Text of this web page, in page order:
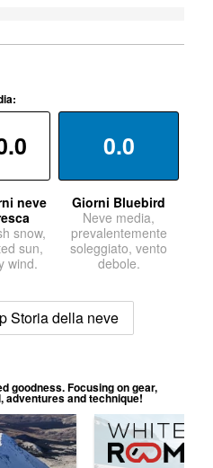
neve
snow,
sun,
wind.
0.0
Giorni Bluebird
Neve media,
prevalentemente
soleggiato, vento
debole.
Storia della neve